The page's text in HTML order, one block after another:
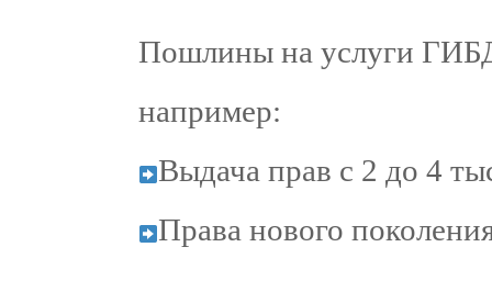
Пошлины на услуги
например:
Выдача прав с 2 до 4
Права нового